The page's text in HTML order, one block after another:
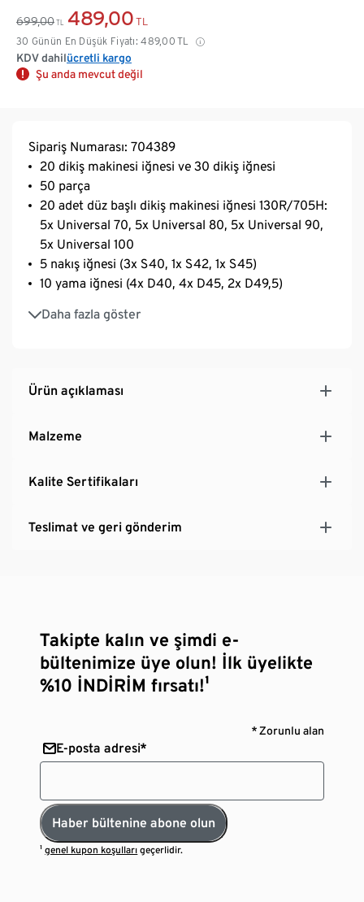
699,00 TL 489,00 TL
30 Günün En Düşük Fiyatı: 489,00 TL
KDV dahilücretli kargo
Şu anda mevcut değil
Sipariş Numarası: 704389
20 dikiş makinesi iğnesi ve 30 dikiş iğnesi
50 parça
20 adet düz başlı dikiş makinesi iğnesi 130R/705H:
5x Universal 70, 5x Universal 80, 5x Universal 90,
5x Universal 100
5 nakış iğnesi (3x S40, 1x S42, 1x S45)
10 yama iğnesi (4x D40, 4x D45, 2x D49,5)
Daha fazla göster
3 kolay iplik geçiren iğne (1x E42, 1x E39, 1x E36)
12 dikiş iğnesi (3x B39, 3x S42, 3x S45, 3x S51)
Ürün açıklaması
Malzeme
Kalite Sertifikaları
Teslimat ve geri gönderim
Takipte kalın ve şimdi e-
bültenimize üye olun! İlk üyelikte
%10 İNDİRİM fırsatı!¹
* Zorunlu alan
E-posta adresi*
Haber bültenine abone olun
¹genel kupon koşulları geçerlidir.